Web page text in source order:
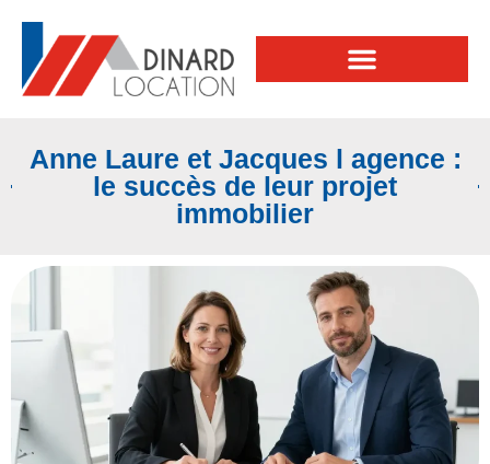
Anne Laure et Jacques l agence :
le succès de leur projet
immobilier